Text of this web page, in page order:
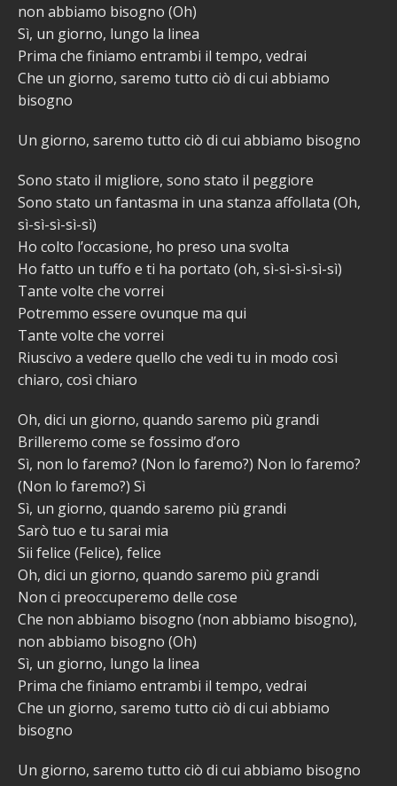
non abbiamo bisogno (Oh)
Sì, un giorno, lungo la linea
Prima che finiamo entrambi il tempo, vedrai
Che un giorno, saremo tutto ciò di cui abbiamo
bisogno
Un giorno, saremo tutto ciò di cui abbiamo bisogno
Sono stato il migliore, sono stato il peggiore
Sono stato un fantasma in una stanza affollata (Oh,
sì-sì-sì-sì-sì)
Ho colto l’occasione, ho preso una svolta
Ho fatto un tuffo e ti ha portato (oh, sì-sì-sì-sì-sì)
Tante volte che vorrei
Potremmo essere ovunque ma qui
Tante volte che vorrei
Riuscivo a vedere quello che vedi tu in modo così
chiaro, così chiaro
Oh, dici un giorno, quando saremo più grandi
Brilleremo come se fossimo d’oro
Sì, non lo faremo? (Non lo faremo?) Non lo faremo?
(Non lo faremo?) Sì
Sì, un giorno, quando saremo più grandi
Sarò tuo e tu sarai mia
Sii felice (Felice), felice
Oh, dici un giorno, quando saremo più grandi
Non ci preoccuperemo delle cose
Che non abbiamo bisogno (non abbiamo bisogno),
non abbiamo bisogno (Oh)
Sì, un giorno, lungo la linea
Prima che finiamo entrambi il tempo, vedrai
Che un giorno, saremo tutto ciò di cui abbiamo
bisogno
Un giorno, saremo tutto ciò di cui abbiamo bisogno